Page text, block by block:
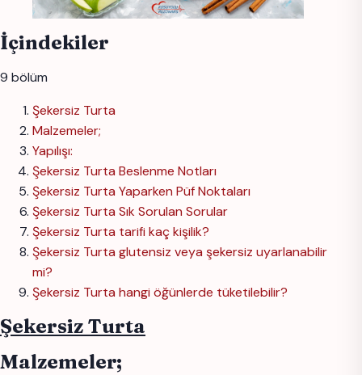
İçindekiler
9 bölüm
Şekersiz Turta
Malzemeler;
Yapılışı:
Şekersiz Turta Beslenme Notları
Şekersiz Turta Yaparken Püf Noktaları
Şekersiz Turta Sık Sorulan Sorular
Şekersiz Turta tarifi kaç kişilik?
Şekersiz Turta glutensiz veya şekersiz uyarlanabilir
mi?
Şekersiz Turta hangi öğünlerde tüketilebilir?
Şekersiz Turta
Malzemeler;